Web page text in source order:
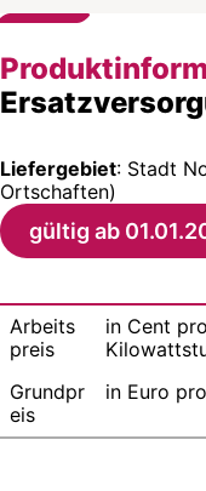
Liefergebiet: Stadt
Ortschaften)
gültig ab
Arbeits
preis
in Cent pro
Grundpr
eis
in Euro